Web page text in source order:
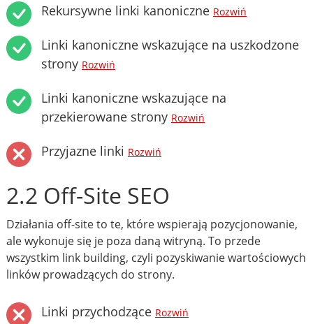
Rekursywne linki kanoniczne Rozwiń
Linki kanoniczne wskazujące na uszkodzone
strony Rozwiń
Linki kanoniczne wskazujące na
przekierowane strony Rozwiń
Przyjazne linki Rozwiń
2.2 Off-Site SEO
Działania off-site to te, które wspierają pozycjonowanie,
ale wykonuje się je poza daną witryną. To przede
wszystkim link building, czyli pozyskiwanie wartościowych
linków prowadzących do strony.
Linki przychodzące Rozwiń